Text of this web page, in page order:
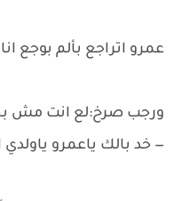
عمرو اتراجع بألم بوجع
ورجب صرخ:لع انت مش
— خد بالك ياعمرو ياولدي